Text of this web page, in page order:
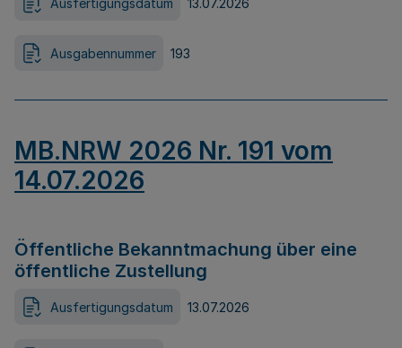
Ausgabennummer 193
MB.NRW 2026 Nr. 191 vom
14.07.2026
Öffentliche Bekanntmachung über eine
öffentliche Zustellung
Ausfertigungsdatum 13.07.2026